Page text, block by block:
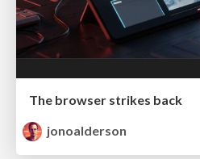
The browser strikes back
jonoalderson